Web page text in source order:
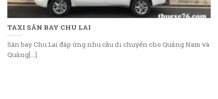
TAXI SÂN BAY CHU LAI
Sân bay Chu Lai đáp ứng nhu cầu di chuyển cho Quảng Nam và
Quảng[...]